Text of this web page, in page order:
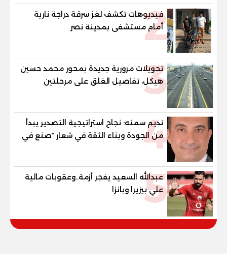
2
فيديوهات تكشف لغز سرقة دراجة نارية
أمام مستشفى بمدينة نصر
3
تحويلات مرورية جديدة بمحور محمد حسين
هيكل، تفاصيل الغلق على مرحلتين
4
نديم سمنه: نجاح استراتيجية التصدير يبدأ
من الجودة وبناء الثقة في شعار "صنع في
مصر"
5
عبدالله السعيد يفجر أزمة..وعقوبات مالية
علي بيزيرا وبانزا